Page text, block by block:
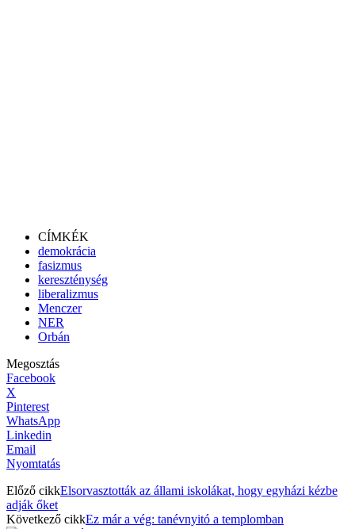
CÍMKÉK
demokrácia
fasizmus
kereszténység
liberalizmus
Menczer
NER
Orbán
Megosztás
Facebook
X
Pinterest
WhatsApp
Linkedin
Email
Nyomtatás
Előző cikkElsorvasztották az állami iskolákat, hogy egyházi kézbe
adják őket
Következő cikkEz már a vég: tanévnyitó a templomban